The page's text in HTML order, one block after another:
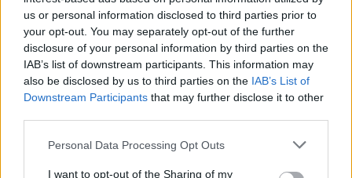
us or personal information disclosed to third parties prior to
your opt-out. You may separately opt-out of the further
disclosure of your personal information by third parties on the
IAB’s list of downstream participants. This information may
also be disclosed by us to third parties on the IAB’s List of
Downstream Participants that may further disclose it to other
Please note that this website/app uses one or more Google
not limited to your visit or usage behaviour. You may click to
Personal Data Processing Opt Outs
I want to opt-out of the Sharing of my
MAGYAR ÉPÍTŐK
Aktuális